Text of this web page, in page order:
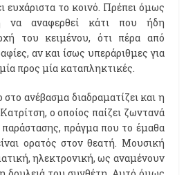
ευχάριστα το κοινό. Πρέπει όμως
να αναφερθεί κάτι που ήδη
του κειμένου, ότι πέρα από
αν και ίσως υπεράριθμες για
προς μία καταπληκτικές.
ανέβασμα διαδραματίζει και η
ο οποίος παίζει ζωντανά
παράστασης, πράγμα που το έμαθα
ορατός στον θεατή. Μουσική
ηλεκτρονική, ως αναμένουν